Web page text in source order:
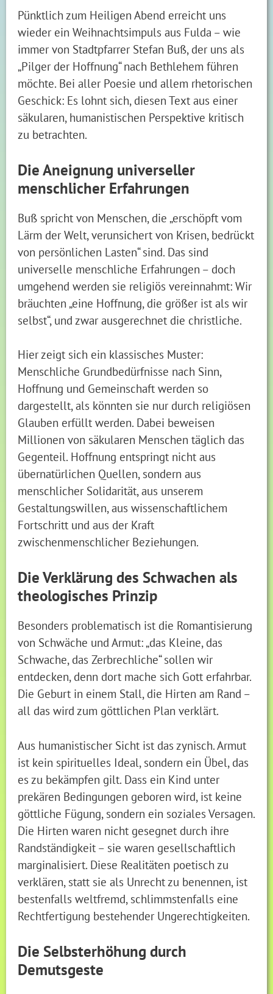
Pünktlich zum Heiligen Abend erreicht uns
wieder ein Weihnachtsimpuls aus Fulda – wie
immer von Stadtpfarrer Stefan Buß, der uns als
„Pilger der Hoffnung“ nach Bethlehem führen
möchte. Bei aller Poesie und allem rhetorischen
Geschick: Es lohnt sich, diesen Text aus einer
säkularen, humanistischen Perspektive kritisch
zu betrachten.
Die Aneignung universeller
menschlicher Erfahrungen
Buß spricht von Menschen, die „erschöpft vom
Lärm der Welt, verunsichert von Krisen, bedrückt
von persönlichen Lasten“ sind. Das sind
universelle menschliche Erfahrungen – doch
umgehend werden sie religiös vereinnahmt: Wir
bräuchten „eine Hoffnung, die größer ist als wir
selbst“, und zwar ausgerechnet die christliche.
Hier zeigt sich ein klassisches Muster:
Menschliche Grundbedürfnisse nach Sinn,
Hoffnung und Gemeinschaft werden so
dargestellt, als könnten sie nur durch religiösen
Glauben erfüllt werden. Dabei beweisen
Millionen von säkularen Menschen täglich das
Gegenteil. Hoffnung entspringt nicht aus
übernatürlichen Quellen, sondern aus
menschlicher Solidarität, aus unserem
Gestaltungswillen, aus wissenschaftlichem
Fortschritt und aus der Kraft
zwischenmenschlicher Beziehungen.
Die Verklärung des Schwachen als
theologisches Prinzip
Besonders problematisch ist die Romantisierung
von Schwäche und Armut: „das Kleine, das
Schwache, das Zerbrechliche“ sollen wir
entdecken, denn dort mache sich Gott erfahrbar.
Die Geburt in einem Stall, die Hirten am Rand –
all das wird zum göttlichen Plan verklärt.
Aus humanistischer Sicht ist das zynisch. Armut
ist kein spirituelles Ideal, sondern ein Übel, das
es zu bekämpfen gilt. Dass ein Kind unter
prekären Bedingungen geboren wird, ist keine
göttliche Fügung, sondern ein soziales Versagen.
Die Hirten waren nicht gesegnet durch ihre
Randständigkeit – sie waren gesellschaftlich
marginalisiert. Diese Realitäten poetisch zu
verklären, statt sie als Unrecht zu benennen, ist
bestenfalls weltfremd, schlimmstenfalls eine
Rechtfertigung bestehender Ungerechtigkeiten.
Die Selbsterhöhung durch
Demutsgeste